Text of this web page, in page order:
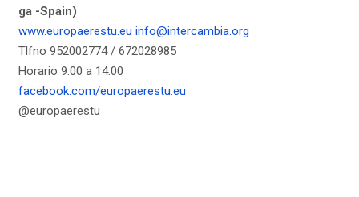
ga -Spain)
www.europaerestu.eu info@intercambia.org
Tlfno 952002774 / 672028985
Horario 9:00 a 14.00
facebook.com/europaerestu.eu
@europaerestu